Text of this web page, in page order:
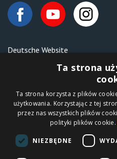
Deutsche Website
Malen nach Zahlen Ipicasso.de
IPICASSO Sp. z o.o.
ul. Słoneczna 194,
05-506 Kolonia
Ta strona
Ta strona korzysta z plików
użytkowania. Korzystając z tej
przez nas wszystkich plików
polityki plików cookie.
NIEZBĘDNE